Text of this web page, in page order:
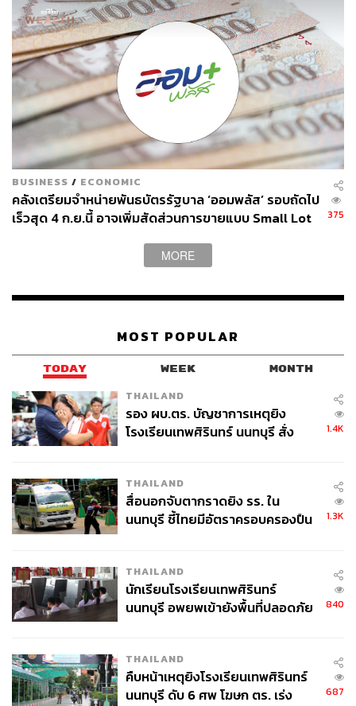
BUSINESS / ECONOMIC
คลังเตรียมจำหน่ายพันธบัตรรัฐบาล ‘ออมพลัส’ รอบถัดไป
เร็วสุด 4 ก.ย.นี้ อาจเพิ่มสัดส่วนการขายแบบ Small Lot
375
MORE
MOST POPULAR
TODAY WEEK MONTH
THAILAND
รอง ผบ.ตร. บัญชาการเหตุยิง
โรงเรียนเทพศิรินทร์ นนทบุรี สั่ง
1.4K
THAILAND
สื่อนอกจับตากราดยิง รร. ใน
นนทบุรี ชี้ไทยมีอัตราครอบครองปืน
1.3K
THAILAND
นักเรียนโรงเรียนเทพศิรินทร์
นนทบุรี อพยพเข้ายังพื้นที่ปลอดภัย
840
THAILAND
คืบหน้าเหตุยิงโรงเรียนเทพศิรินทร์
นนทบุรี ดับ 6 ศพ โฆษก ตร. เร่ง
687